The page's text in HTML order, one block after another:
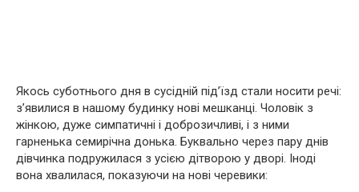
Якось суботнього дня в сусідній під’їзд стали носити речі:
з’явилися в нашому будинку нові мешканці. Чоловік з
жінкою, дуже симпатичні і доброзичливі, і з ними
гарненька семирічна донька. Буквально через пару днів
дівчинка подружилася з усією дітворою у дворі. Іноді
вона хвалилася, показуючи на нові черевики: